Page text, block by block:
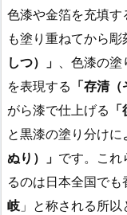
色漆や金箔を充填す
も塗り重ねてから
しつ）」 、色漆の
を表現する 「存清
がら漆で仕上げる
と黒漆の塗り分け
ぬり）」 です。これ
るのは日本全国で
岐 」と称される所以